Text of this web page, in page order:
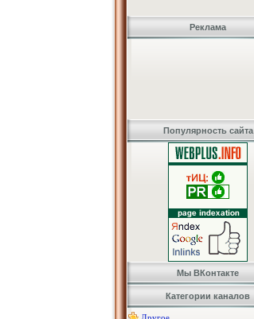
Реклама
Популярность сайта
Мы ВКонтакте
Категории каналов